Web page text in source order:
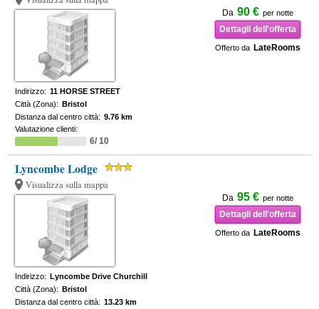
Da 90 € per notte
Dettagli dell'offerta
Offerto da LateRooms
Indirizzo: 11 HORSE STREET
Città (Zona): Bristol
Distanza dal centro città: 9.76 km
Valutazione clienti:
6/ 10
Lyncombe Lodge
Visualizza sulla mappa
Da 95 € per notte
Dettagli dell'offerta
Offerto da LateRooms
Indirizzo: Lyncombe Drive Churchill
Città (Zona): Bristol
Distanza dal centro città: 13.23 km